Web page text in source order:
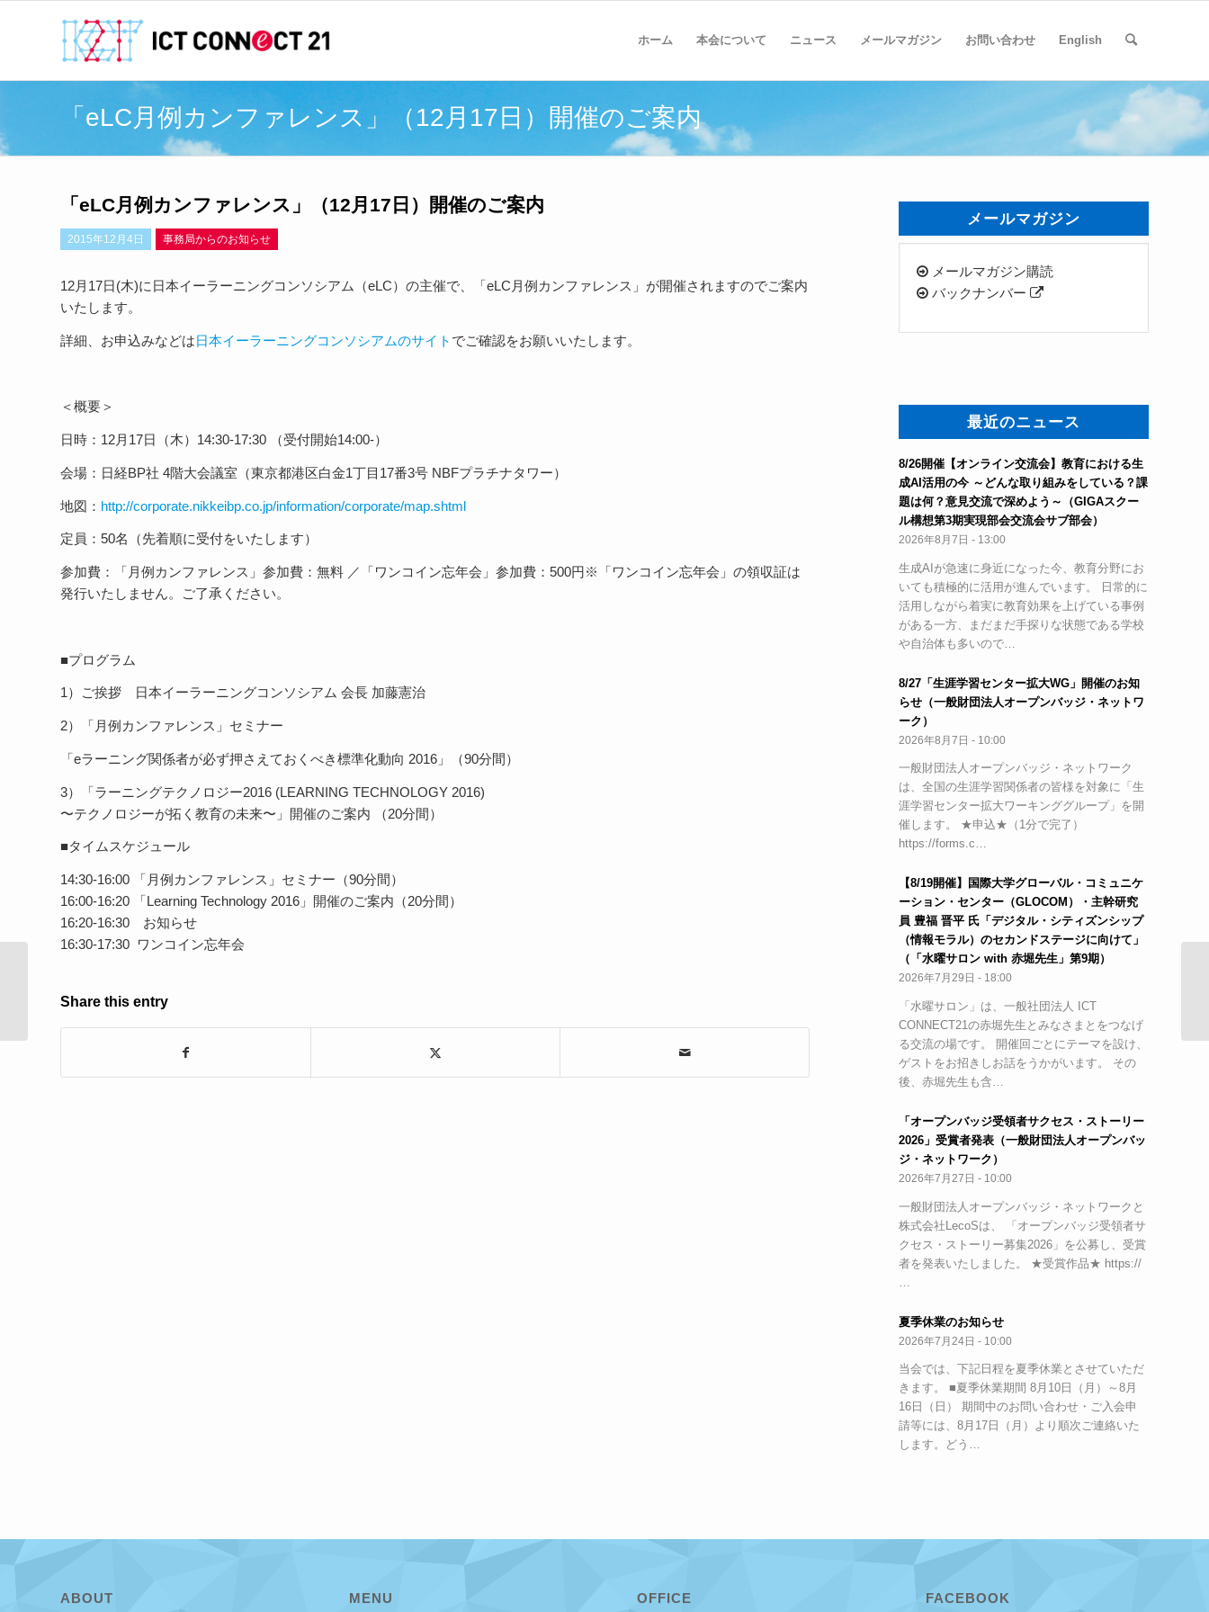
ホーム 本会について ニュース メールマガジン お問い合わせ English
「eLC月例カンファレンス」（12月17日）開催のご案内
「eLC月例カンファレンス」（12月17日）開催のご案内
2015年12月4日 事務局からのお知らせ
12月17日(木)に日本イーラーニングコンソシアム（eLC）の主催で、「eLC月例カンファレンス」が開催されますのでご案内
いたします。
詳細、お申込みなどは日本イーラーニングコンソシアムのサイト でご確認をお願いいたします。
＜概要＞
日時：12月17日（木）14:30-17:30 （受付開始14:00-）
会場：日経BP社 4階大会議室（東京都港区白金1丁目17番3号 NBFプラチナタワー）
地図： http://corporate.nikkeibp.co.jp/information/corporate/map.shtml
定員：50名（先着順に受付をいたします）
参加費：「月例カンファレンス」参加費：無料 ／「ワンコイン忘年会」参加費：500円※「ワンコイン忘年会」の領収証は
発行いたしません。ご了承ください。
■プログラム
1）ご挨拶 日本イーラーニングコンソシアム 会長 加藤憲治
2）「月例カンファレンス」セミナー
「eラーニング関係者が必ず押さえておくべき標準化動向 2016」（90分間）
3）「ラーニングテクノロジー2016 (LEARNING TECHNOLOGY 2016)
〜テクノロジーが拓く教育の未来〜」開催のご案内 （20分間）
■タイムスケジュール
14:30-16:00 「月例カンファレンス」セミナー（90分間）
16:00-16:20 「Learning Technology 2016」開催のご案内（20分間）
16:20-16:30 お知らせ
16:30-17:30 ワンコイン忘年会
Share this entry
メールマガジン
メールマガジン購読
バックナンバー
最近のニュース
8/26開催【オンライン交流会】教育における生
成AI活用の今 ～どんな取り組みをしている？課
題は何？意見交流で深めよう～（GIGAスクー
ル構想第3期実現部会交流会サブ部会）
2026年8月7日 - 13:00
生成AIが急速に身近になった今、教育分野にお
いても積極的に活用が進んでいます。 日常的に
活用しながら着実に教育効果を上げている事例
がある一方、まだまだ手探りな状態である学校
や自治体も多いので…
8/27「生涯学習センター拡大WG」開催のお知
らせ（一般財団法人オープンバッジ・ネットワ
ーク）
2026年8月7日 - 10:00
一般財団法人オープンバッジ・ネットワーク
は、全国の生涯学習関係者の皆様を対象に「生
涯学習センター拡大ワーキンググループ」を開
催します。 ★申込★（1分で完了）
https://forms.c…
【8/19開催】国際大学グローバル・コミュニケ
ーション・センター（GLOCOM）・主幹研究
員 豊福 晋平 氏「デジタル・シティズンシップ
（情報モラル）のセカンドステージに向けて」
（「水曜サロン with 赤堀先生」第9期）
2026年7月29日 - 18:00
「水曜サロン」は、一般社団法人 ICT
CONNECT21の赤堀先生とみなさまとをつなげ
る交流の場です。 開催回ごとにテーマを設け、
ゲストをお招きしお話をうかがいます。 その
後、赤堀先生も含…
「オープンバッジ受領者サクセス・ストーリー
2026」受賞者発表（一般財団法人オープンバッ
ジ・ネットワーク）
2026年7月27日 - 10:00
一般財団法人オープンバッジ・ネットワークと
株式会社LecoSは、 「オープンバッジ受領者サ
クセス・ストーリー募集2026」を公募し、受賞
者を発表いたしました。 ★受賞作品★ https://
夏季休業のお知らせ
2026年7月24日 - 10:00
当会では、下記日程を夏季休業とさせていただ
きます。 ■夏季休業期間 8月10日（月）～8月
16日（日） 期間中のお問い合わせ・ご入会申
請等には、8月17日（月）より順次ご連絡いた
します。どう…
ABOUT MENU OFFICE FACEBOOK
員会（第6回会合）�...